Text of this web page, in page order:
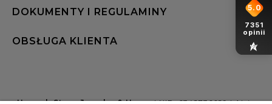
DOKUMENTY I REGULAMINY
OBSŁUGA KLIENTA
5.0
7351
opinii